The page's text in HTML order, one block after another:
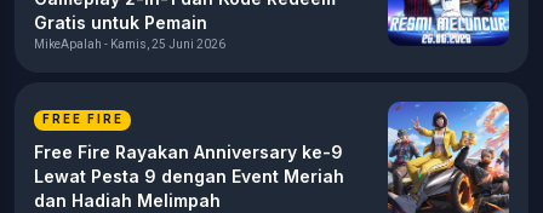
Gratis untuk Pemain
MikeApalah - Kamis, 25 Juni 2026
FREE FIRE
Free Fire Rayakan Anniversary ke-9
Lewat Pesta 9 dengan Event Meriah
dan Hadiah Melimpah